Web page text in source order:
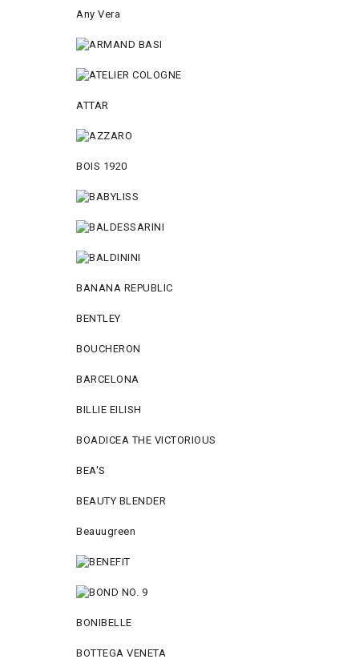
Any Vera
ATTAR
BOIS 1920
BANANA REPUBLIC
BENTLEY
BOUCHERON
BARCELONA
BILLIE EILISH
BOADICEA THE VICTORIOUS
BEA'S
BEAUTY BLENDER
Beauugreen
BONIBELLE
BOTTEGA VENETA